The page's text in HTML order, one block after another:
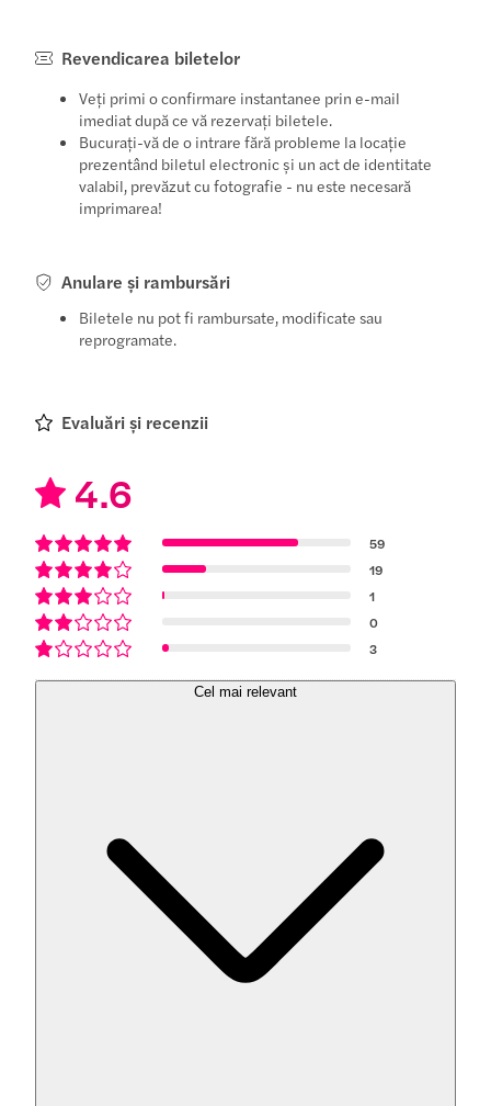
Revendicarea biletelor
Veți primi o confirmare instantanee prin e-mail
imediat după ce vă rezervați biletele.
Bucurați-vă de o intrare fără probleme la locație
prezentând biletul electronic și un act de identitate
valabil, prevăzut cu fotografie - nu este necesară
imprimarea!
Anulare și rambursări
Biletele nu pot fi rambursate, modificate sau
reprogramate.
Evaluări și recenzii
4.6
59
19
1
0
3
Cel mai relevant